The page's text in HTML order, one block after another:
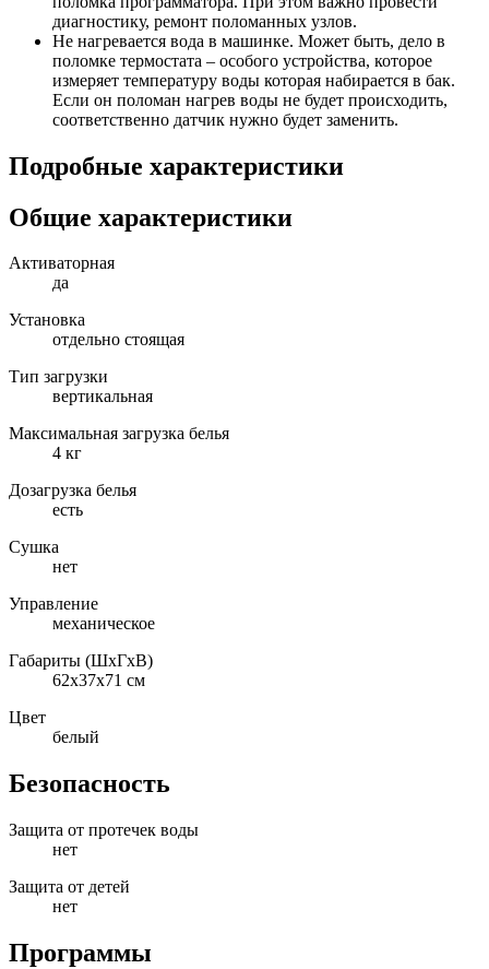
диагностику, ремонт поломанных узлов.
Не нагревается вода в машинке. Может быть, дело в
поломке термостата – особого устройства, которое
измеряет температуру воды которая набирается в бак.
Если он поломан нагрев воды не будет происходить,
соответственно датчик нужно будет заменить.
Подробные характеристики
Общие характеристики
Активаторная
да
Установка
отдельно стоящая
Тип загрузки
вертикальная
Максимальная загрузка белья
4 кг
Дозагрузка белья
есть
Сушка
нет
Управление
механическое
Габариты (ШxГxВ)
62x37x71 см
Цвет
белый
Безопасность
Защита от протечек воды
нет
Защита от детей
нет
Программы